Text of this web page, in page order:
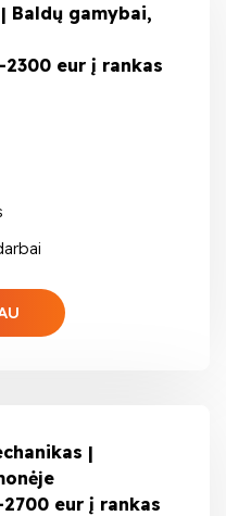
Baldų gamybai,
eur į rankas
|
eur į rankas